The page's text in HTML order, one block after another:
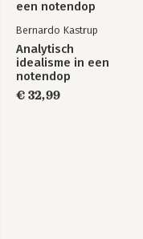
Bernardo Kastrup
Analytisch
idealisme in een
notendop
€ 32,99